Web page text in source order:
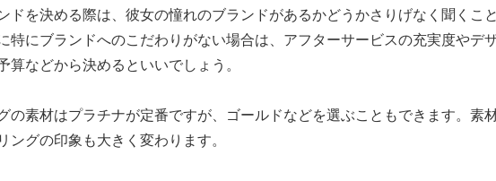
ドを決める際は、彼女の憧れのブランドがあるかどうかさりげなく聞くこ
特にブランドへのこだわりがない場合は、アフターサービスの充実度やデ
算などから決めるといいでしょう。
の素材はプラチナが定番ですが、ゴールドなどを選ぶこともできます。素
ングの印象も大きく変わります。